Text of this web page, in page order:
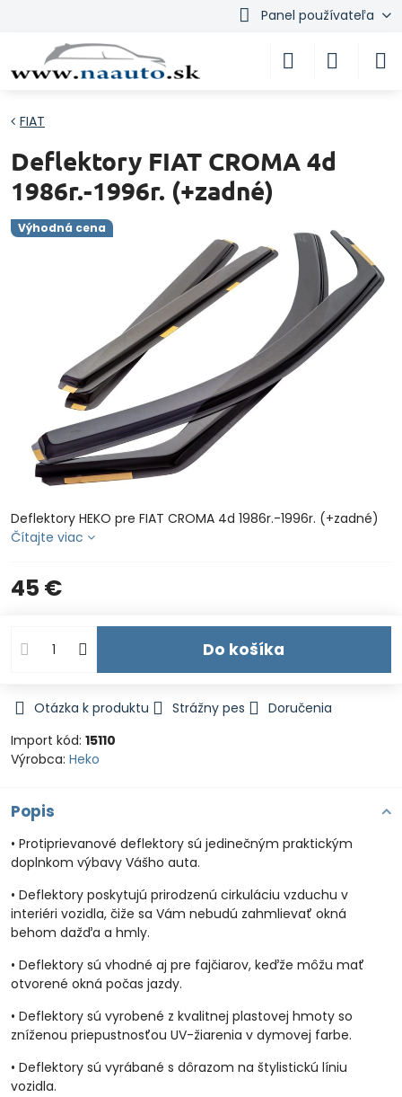
Panel používateľa
Výhodná cena
FIAT
Deflektory FIAT CROMA 4d
1986r.-1996r. (+zadné)
Deflektory HEKO pre FIAT CROMA 4d 1986r.-1996r. (+zadné)
Čítajte viac
45 €
Do košíka
Otázka k produktu Strážny pes
Doručenia
Import kód: 15110
Výrobca: Heko
Popis
• Protiprievanové deflektory sú jedinečným praktickým
doplnkom výbavy Vášho auta.
• Deflektory poskytujú prirodzenú cirkuláciu vzduchu v
interiéri vozidla, čiže sa Vám nebudú zahmlievať okná
behom dažďa a hmly.
• Deflektory sú vhodné aj pre fajčiarov, keďže môžu mať
otvorené okná počas jazdy.
• Deflektory sú vyrobené z kvalitnej plastovej hmoty so
zníženou priepustnosťou UV-žiarenia v dymovej farbe.
• Deflektory sú vyrábané s dôrazom na štylistickú líniu
vozidla.